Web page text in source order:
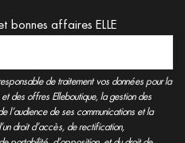
bonnes affaires ELLE
de traitement vos données pour la
des offres Elleboutique, la gestion des
l’audience de ses communications et la
droit d’accès, de rectification,